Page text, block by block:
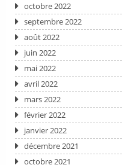
octobre 2022
septembre 2022
août 2022
juin 2022
mai 2022
avril 2022
mars 2022
février 2022
janvier 2022
décembre 2021
octobre 2021